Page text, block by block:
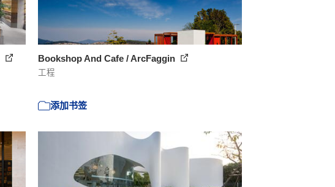
Bookshop And Cafe / ArcFaggin
工程
添加书签